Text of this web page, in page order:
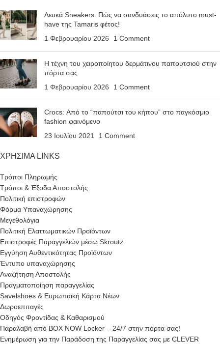
Λευκά Sneakers: Πώς να συνδυάσεις το απόλυτο must-
have της Tamaris φέτος!
1 Φεβρουαρίου 2026
1 Comment
Η τέχνη του χειροποίητου δερμάτινου παπουτσιού στην
πόρτα σας
1 Φεβρουαρίου 2026
1 Comment
Crocs: Από το “παπούτσι του κήπου” στο παγκόσμιο
fashion φαινόμενο
23 Ιουλίου 2021
1 Comment
ΧΡΗΣΙΜΑ LINKS
Τρόποι Πληρωμής
Τρόποι & Έξοδα Αποστολής
Πολιτική επιστροφών
Φόρμα Υπαναχώρησης
Μεγεθολόγια
Πολιτική Ελαττωματικών Προϊόντων
Επιστροφές Παραγγελιών μέσω Skroutz
Εγγύηση Αυθεντικότητας Προϊόντων
Έντυπο υπαναχώρησης
Αναζήτηση Αποστολής
Πραγματοποίηση παραγγελίας
Savelshoes & Ευρωπαϊκή Κάρτα Νέων
Δωροεπιταγές
Οδηγός Φροντίδας & Καθαρισμού
Παραλαβή από BOX NOW Locker – 24/7 στην πόρτα σας!
Ενημέρωση για την Παράδοση της Παραγγελίας σας με CLEVER